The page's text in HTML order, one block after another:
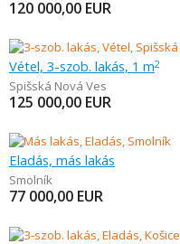
120 000,00 EUR
Vétel, 3-szob. lakás, 1 m2
Spišská Nová Ves
125 000,00 EUR
Eladás, más lakás
Smolník
77 000,00 EUR